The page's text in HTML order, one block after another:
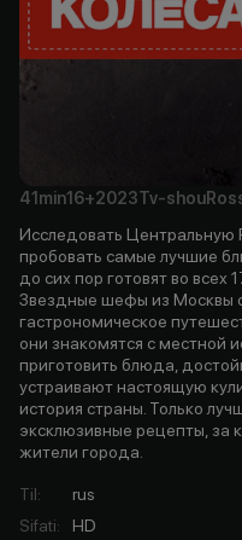
41min16+2023Tv-shou
Исследовать Центральную
пробовать самые лучшие
до сих пор готовят во
Звездные шефы из Москвы
гастрономическое
они знакомятся с местной
приготовить блюда,
устраивают настоящую
история страны. Только
эксклюзивные рецепты, за
жители города.
Til:
rus
Sifati: HD